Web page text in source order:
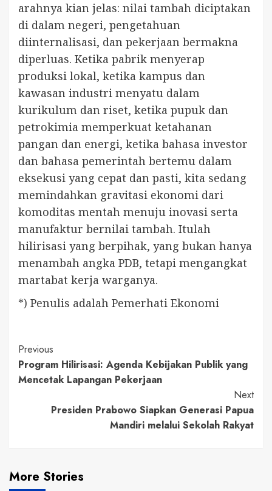
arahnya kian jelas: nilai tambah diciptakan
di dalam negeri, pengetahuan
diinternalisasi, dan pekerjaan bermakna
diperluas. Ketika pabrik menyerap
produksi lokal, ketika kampus dan
kawasan industri menyatu dalam
kurikulum dan riset, ketika pupuk dan
petrokimia memperkuat ketahanan
pangan dan energi, ketika bahasa investor
dan bahasa pemerintah bertemu dalam
eksekusi yang cepat dan pasti, kita sedang
memindahkan gravitasi ekonomi dari
komoditas mentah menuju inovasi serta
manufaktur bernilai tambah. Itulah
hilirisasi yang berpihak, yang bukan hanya
menambah angka PDB, tetapi mengangkat
martabat kerja warganya.
*) Penulis adalah Pemerhati Ekonomi
Continue
Reading
Previous
Program Hilirisasi: Agenda Kebijakan Publik yang
Mencetak Lapangan Pekerjaan
Next
Presiden Prabowo Siapkan Generasi Papua
Mandiri melalui Sekolah Rakyat
More Stories